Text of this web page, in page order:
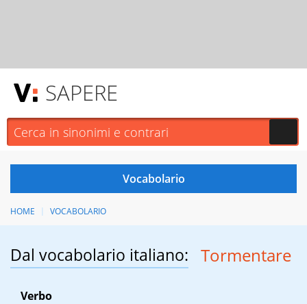
SAPERE
HOME VOCABOLARIO
Dal vocabolario italiano: Tormentare
Verbo